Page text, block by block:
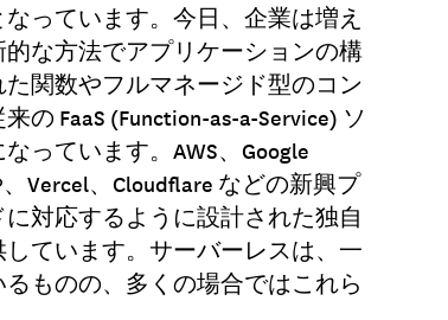
っています。今日、企業は増え
な方法でアプリケーションの構
関数やフルマネージド型のコン
FaaS (Function-as-a-Service) ソ
っています。AWS、Google
Vercel、Cloudflare などの新興プ
対応するように設計された独自
ています。サーバーレスは、一
ものの、多くの場合ではこれら